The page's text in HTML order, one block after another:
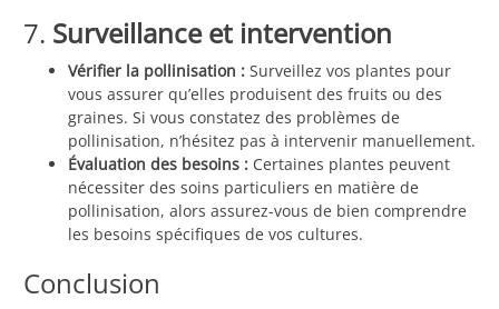
7. Surveillance et intervention
Vérifier la pollinisation : Surveillez vos plantes pour
vous assurer qu’elles produisent des fruits ou des
graines. Si vous constatez des problèmes de
pollinisation, n’hésitez pas à intervenir manuellement.
Évaluation des besoins : Certaines plantes peuvent
nécessiter des soins particuliers en matière de
pollinisation, alors assurez-vous de bien comprendre
les besoins spécifiques de vos cultures.
Conclusion